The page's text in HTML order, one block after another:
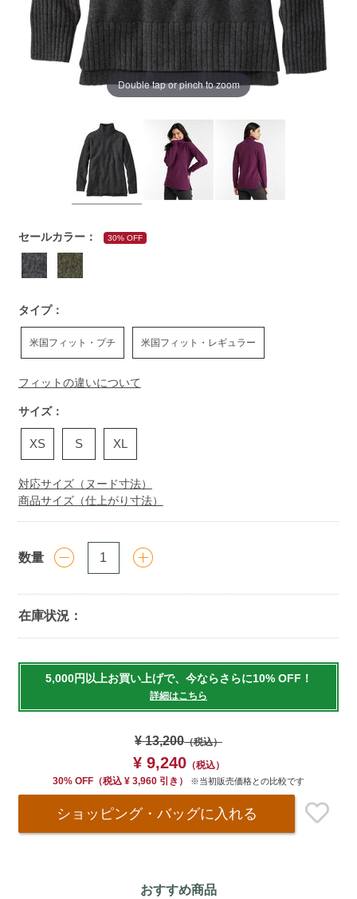
Double tap or pinch to zoom
https://www.llbean.co.jp/womens/tops/sweater/g/
セールカラー： 30% OFF
タイプ：
米国フィット・プチ 米国フィット・レギュラー
フィットの違いについて
サイズ：
XS S XL
対応サイズ（ヌード寸法）
商品サイズ（仕上がり寸法）
数量
在庫状況：
to
5,000円以上お買い上げで、今ならさらに10% OFF！
詳細はこちら
¥ 13,200（税込）
¥ 9,240（税込）
30% OFF （税込 ¥ 3,960 引き） ※当初販売価格との比較です
ショッピング・バッグに入れる
おすすめ商品